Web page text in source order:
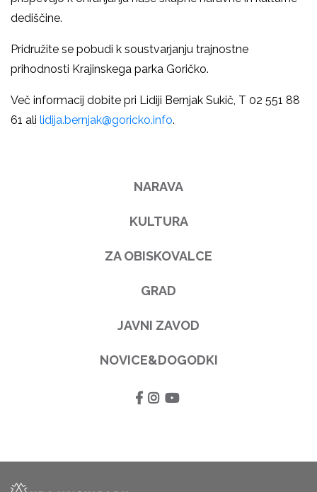
dediščine.
Pridružite se pobudi k soustvarjanju trajnostne
prihodnosti Krajinskega parka Goričko.
Več informacij dobite pri Lidiji Bernjak Sukič, T 02 551 88
61 ali lidija.bernjak@goricko.info.
NARAVA
KULTURA
ZA OBISKOVALCE
GRAD
JAVNI ZAVOD
NOVICE&DOGODKI